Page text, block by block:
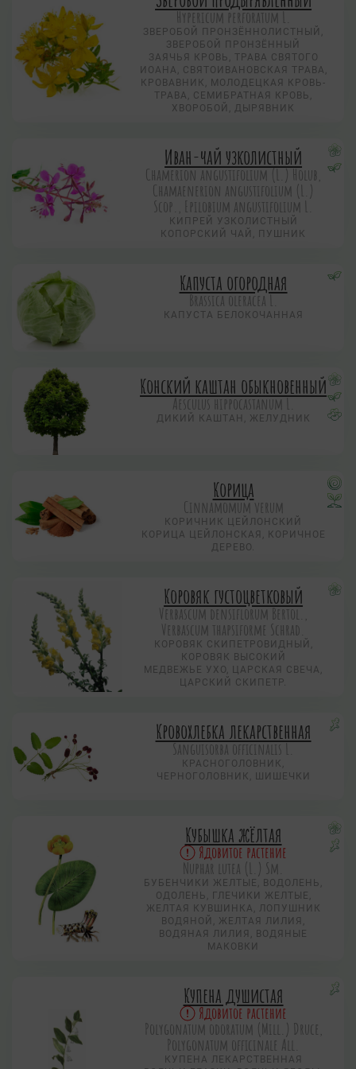
Hypericum perforatum L.
ЗВЕРОБОЙ ПРОНЗЁННОЛИСТНЫЙ,
ЗВЕРОБОЙ ПРОНЗЁННЫЙ
ЗАЯЧЬЯ КРОВЬ, ТРАВА СВЯТОГО
ИОАНА, СВЯТОИВАНОВСКАЯ ТРАВА,
КРОВАВНИК, МОЛОДЕЦКАЯ КРОВЬ-
ТРАВА, СЕМИБРАТНАЯ КРОВЬ,
ХВОРОБОЙ, ДЫРЯВНИК
Иван-чай узколистный
Chamerion angustifolium (L.) Holub,
Chamaenerion angustifolium (L.)
Scop., Epilobium angustifolium L.
КИПРЕЙ УЗКОЛИСТНЫЙ
КОПОРСКИЙ ЧАЙ, ПУШНИК
Капуста огородная
Brassica oleracea L.
КАПУСТА БЕЛОКОЧАННАЯ
Конский каштан обыкновенный
Aesculus hippocastanum L.
ДИКИЙ КАШТАН, ЖЕЛУДНИК
Корица
Cinnamomum verum
КОРИЧНИК ЦЕЙЛОНСКИЙ
КОРИЦА ЦЕЙЛОНСКАЯ, КОРИЧНОЕ
ДЕРЕВО.
Коровяк густоцветковый
Verbascum densiflorum Bertol.,
Verbascum thapsiforme Schrad.
КОРОВЯК СКИПЕТРОВИДНЫЙ,
КОРОВЯК ВЫСОКИЙ
МЕДВЕЖЬЕ УХО, ЦАРСКАЯ СВЕЧА,
ЦАРСКИЙ СКИПЕТР.
Кровохлебка лекарственная
Sanguisorba officinalis L.
КРАСНОГОЛОВНИК,
ЧЕРНОГОЛОВНИК, ШИШЕЧКИ
Кубышка жёлтая
Ядовитое растение
Nuphar lutea (L.) Sm.
БУБЕНЧИКИ ЖЕЛТЫЕ, ВОДОЛЕНЬ,
ОДОЛЕНЬ, ГЛЕЧИКИ ЖЕЛТЫЕ,
ЖЕЛТАЯ КУВШИНКА, ЛОПУШНИК
ВОДЯНОЙ, ЖЕЛТАЯ ЛИЛИЯ,
ВОДЯНАЯ ЛИЛИЯ, ВОДЯНЫЕ
МАКОВКИ
Купена душистая
Ядовитое растение
Polygonatum odoratum (Mill.) Druce,
Polygonatum officinale All.
КУПЕНА ЛЕКАРСТВЕННАЯ